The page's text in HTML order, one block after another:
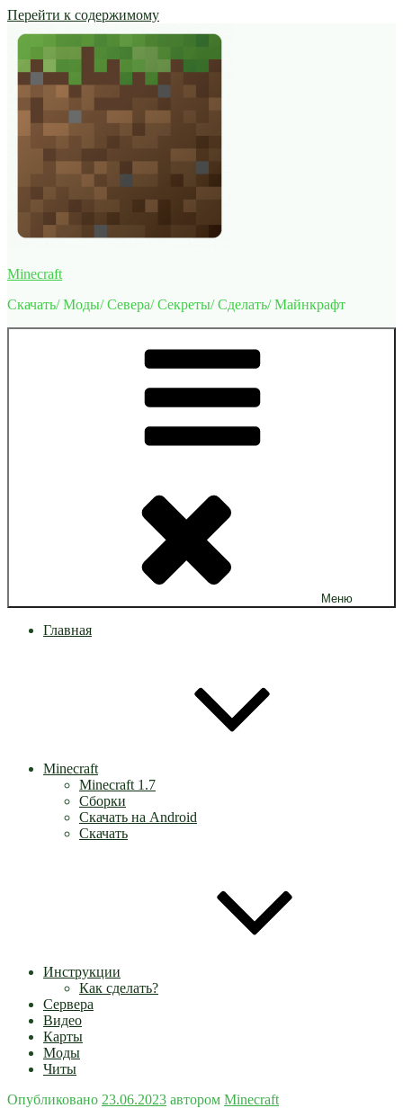
Перейти к содержимому
Minecraft
Скачать/ Моды/ Севера/ Секреты/ Сделать/ Майнкрафт
Меню
Главная
Minecraft
Minecraft 1.7
Сборки
Скачать на Android
Скачать
Инструкции
Как сделать?
Сервера
Видео
Карты
Моды
Читы
Опубликовано 23.06.2023 автором Minecraft